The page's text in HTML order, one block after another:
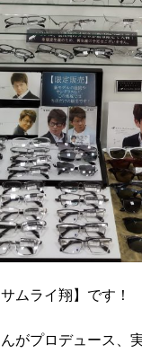
ムライ翔】です！
がプロデュース、